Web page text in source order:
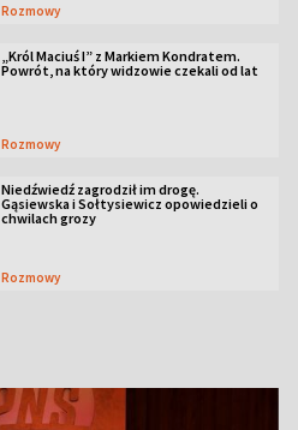
Rozmowy
„Król Maciuś I” z Markiem Kondratem.
Powrót, na który widzowie czekali od lat
Rozmowy
Niedźwiedź zagrodził im drogę.
Gąsiewska i Sołtysiewicz opowiedzieli o
chwilach grozy
Rozmowy